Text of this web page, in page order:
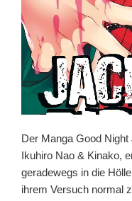
Der Manga Good
Ikuhiro Nao & Kinako,
geradewegs in die
ihrem Versuch normal